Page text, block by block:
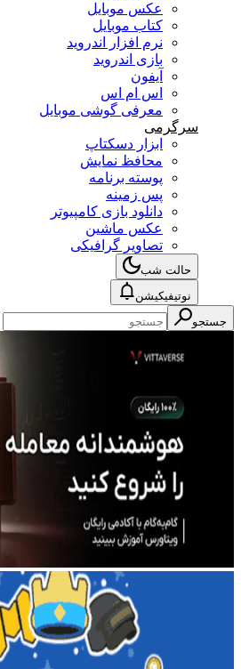
عکس موبایل
کتاب موبایل
نرم افزار اندروید
بازی اندروید
آیفون
اس ام اس
معرفی گوشی موبایل
سرگرمی
ابزار دسکتاپ
محافظ نمایش
پوسته برنامه
پس زمینه
دانلود بازی کامپیوتر
عکس ماشین
تصاویر گرافیکی
حالت شب
نوتیفیکیشن
جستجو